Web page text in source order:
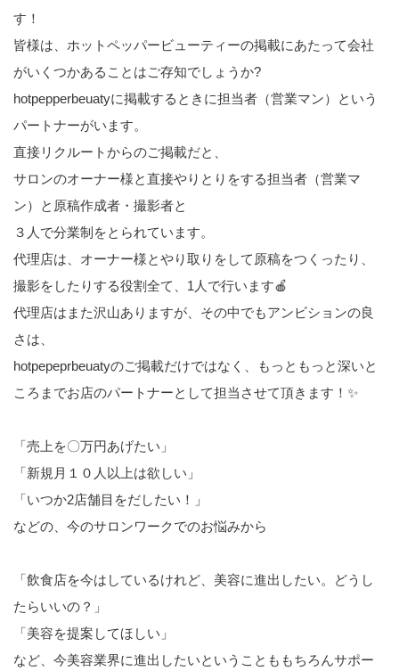
す！
皆様は、ホットペッパービューティーの掲載にあたって会社
がいくつかあることはご存知でしょうか?
hotpepperbeuatyに掲載するときに担当者（営業マン）という
パートナーがいます。
直接リクルートからのご掲載だと、
サロンのオーナー様と直接やりとりをする担当者（営業マ
ン）と原稿作成者・撮影者と
３人で分業制をとられています。
代理店は、オーナー様とやり取りをして原稿をつくったり、
撮影をしたりする役割全て、1人で行います🍎
代理店はまた沢山ありますが、その中でもアンビションの良
さは、
hotpepeprbeuatyのご掲載だけではなく、もっともっと深いと
ころまでお店のパートナーとして担当させて頂きます！✨
「売上を〇万円あげたい」
「新規月１０人以上は欲しい」
「いつか2店舗目をだしたい！」
などの、今のサロンワークでのお悩みから
「飲食店を今はしているけれど、美容に進出したい。どうし
たらいいの？」
「美容を提案してほしい」
など、今美容業界に進出したいということももちろんサポー